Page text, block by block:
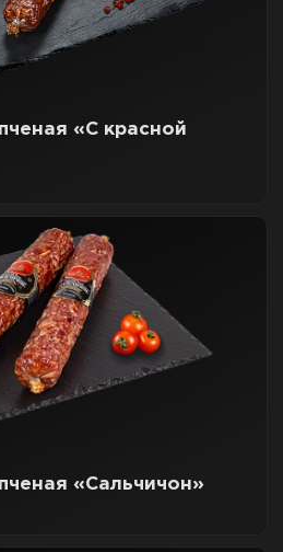
«С красной
«Сальчичон»